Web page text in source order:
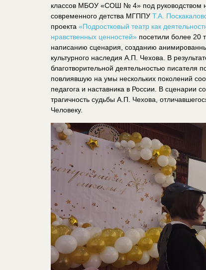
классов МБОУ «СОШ № 4»​ под руководством​
современного детства МГППУ Т.А.
проекта ​ «Подростковый театр как
нравственных ценностей» посетили более 20
написанию сценария, созданию
культурного наследия А.П. Чехова. В
благотворительной деятельностью писателя
повлиявшую на умы нескольких поколений
педагога и наставника в России. В сценарии
трагичность судьбы А.П. Чехова,
Человеку.